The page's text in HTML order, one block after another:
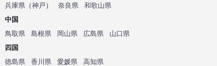
兵庫県 （神戸） 奈良県
和歌山県
中国
鳥取県
島根県 岡山県 広島県
山口県
四国
徳島県
香川県 愛媛県
高知県